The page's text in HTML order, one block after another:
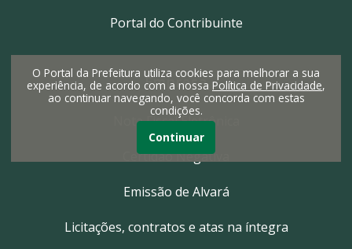
Portal do Contribuinte
Empresa
Nota Fiscal Eletrônica
Certidão Negativa
Emissão de Alvará
Licitações, contratos e atas na íntegra
O Portal da Prefeitura utiliza cookies para melhorar a sua
experiência, de acordo com a nossa Política de Privacidade,
ao continuar navegando, você concorda com estas
condições.
Continuar